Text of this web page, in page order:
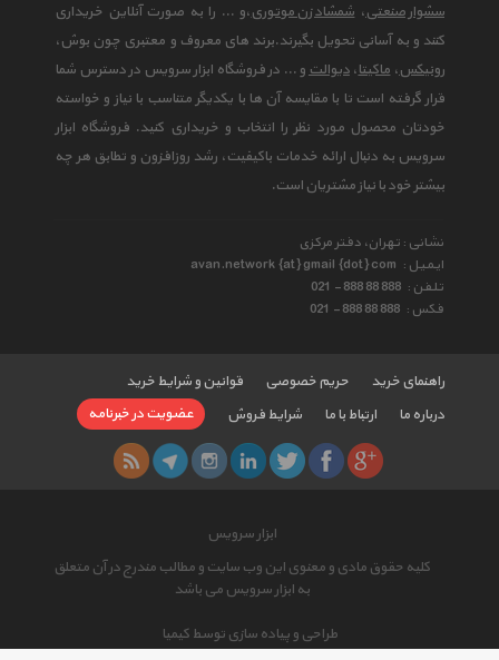
سشوار صنعتی،شمشاد زن موتوری،و ... را به صورت آنلاین خریداری
کنند و به آسانی تحویل بگیرند.برند های معروف و معتبری چون بوش،
رونیکس،ماکیتا،دیوالتو ... در فروشگاه ابزار سرویس در دسترس شما
قرار گرفته است تا با مقایسه آن ها با یکدیگر متناسب با نیاز و خواسته
خودتان محصول مورد نظر را انتخاب و خریداری کنید. فروشگاه ابزار
سرویس به دنبال ارائه خدمات باکیفیت، رشد روزافزون و تطابق هر چه
بیشتر خود با نیاز مشتریان است.
نشانی : تهران، دفتر مرکزی
ایمیل : avan.network {at} gmail {dot} com
تلفن : 021 - 888 88 888
فکس : 021 - 888 88 888
راهنمای خرید حریم خصوصی
قوانین و شرایط خرید
درباره ما
ارتباط با ما شرایط فروش عضویت در خبرنامه
ابزار سرویس
کلیه حقوق مادی و معنوی این وب سایت و مطالب مندرج در آن متعلق
به ابزار سرویس می باشد
طراحی و پیاده سازی توسط کیمیا